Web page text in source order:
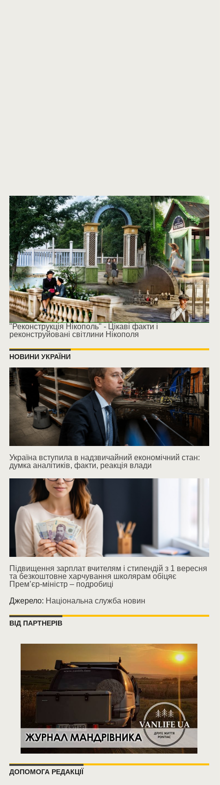
"Реконструкція Нікополь" - Цікаві факти і
реконструйовані світлини Нікополя
НОВИНИ УКРАЇНИ
Україна вступила в надзвичайний економічний стан:
думка аналітиків, факти, реакція влади
Підвищення зарплат вчителям і стипендій з 1 вересня
та безкоштовне харчування школярам обіцяє
Прем’єр-міністр – подробиці
Джерело: Національна служба новин
ВІД ПАРТНЕРІВ
ДОПОМОГА РЕДАКЦІЇ